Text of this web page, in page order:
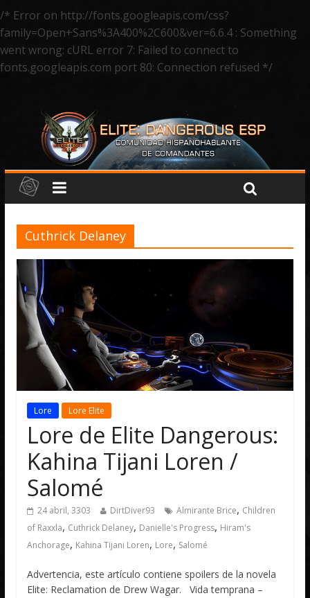
/* Error on http://fonts.googleapis.com/css?
family=Open+Sans%3A400%2C600&ver=6.6.4 : Something
went wrong: cURL error 7: Failed to connect to
fonts.googleapis.com port 80: Connection refused */
Cuthrick Delaney
Lore Lore Elite
Lore de Elite Dangerous:
Kahina Tijani Loren /
Salomé
24 abril, 3303 DirtDiver93 Almirante Brice, Children
of Raxxla, Cuthrick Delaney, Danielle's Progress, Hiram's
Anchorage, Kahina Tijani Loren, Lore, Salomé
Advertencia, este artículo contiene spoilers de la novela
Elite: Reclamation de Drew Wagar. Vida temprana –